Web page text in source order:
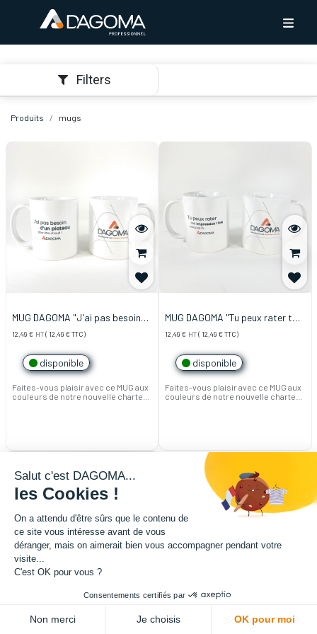
Filters
Produits mugs
MUG DAGOMA "J'ai pas besoin
d'un plateau pour être chaud"
12,49 € HT( 12,49 €TTC)
disponible
Faites-vous plaisir avec ce MUG aux
couleurs de notre nouvelle charte
vos pauses cafés.
320 ml. Hauteur: 9,8 cm
MUG DAGOMA "Tu peux rater ton
impression 1 fois mais pas 15"
12,49 € HT( 12,49 €TTC)
disponible
Faites-vous plaisir avec ce MUG aux
couleurs de notre nouvelle charte
vos pauses cafés.
320 ml. Hauteur: 9,8 cm
MUG DAGOMA "La première
Salut c'est DAGOMA...
les Cookies !
On a attendu d'être sûrs que le contenu de
ce site vous intéresse avant de vous
déranger, mais on aimerait bien vous accompagner pendant votre
visite...
C'est OK pour vous ?
Consentements certifiés par
Non merci Je choisis OK pour moi